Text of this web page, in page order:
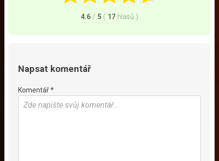
4.6 / 5 ( 17 hlasů )
Napsat komentář
Komentář *